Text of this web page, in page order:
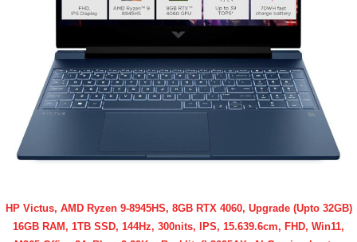
HP Victus, AMD Ryzen 9-8945HS, 8GB RTX 4060, Upgrade (Upto 32GB)
16GB RAM, 1TB SSD, 144Hz, 300nits, IPS, 15.639.6cm, FHD, Win11,